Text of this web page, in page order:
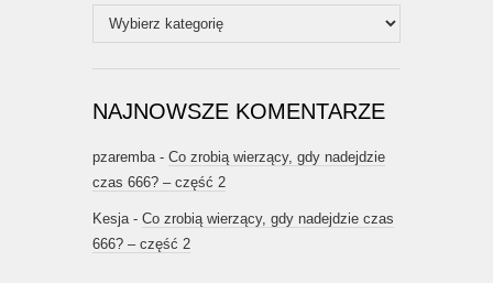
Kategoria
NAJNOWSZE KOMENTARZE
pzaremba - Co zrobią wierzący, gdy nadejdzie
czas 666? – część 2
Kesja - Co zrobią wierzący, gdy nadejdzie czas
666? – część 2